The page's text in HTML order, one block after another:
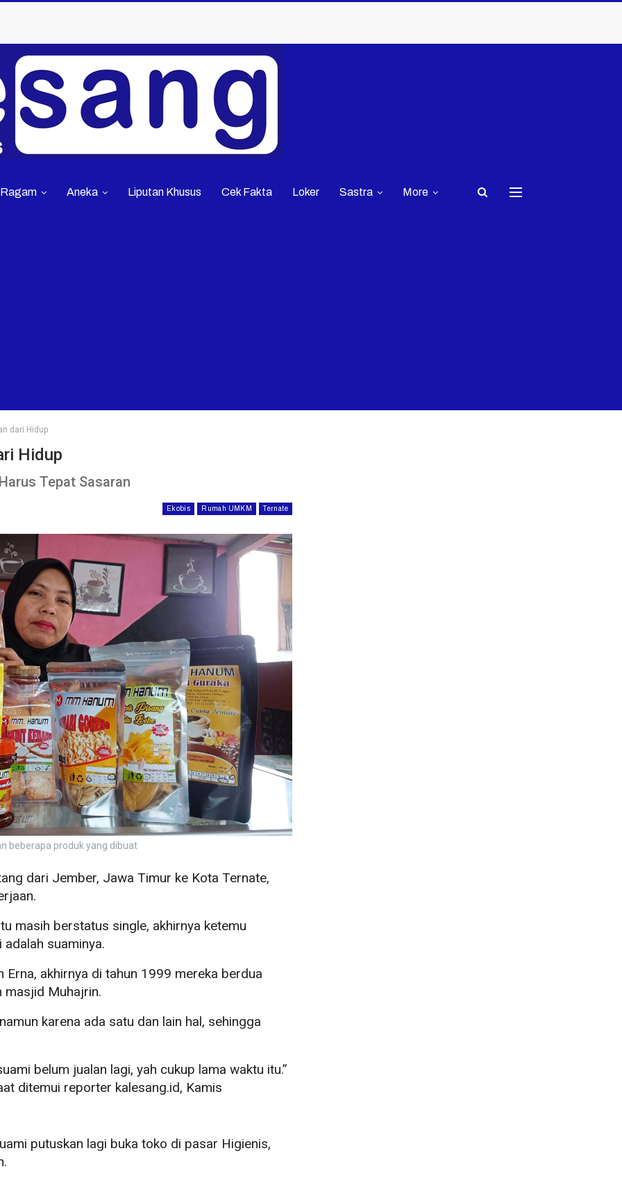
Ragam Aneka Liputan Khusus Cek Fakta Loker Sastra More
dari Hidup
Hidup
Tepat Sasaran
Ekobis Rumah UMKM Ternate
beberapa produk yang dibuat
dari Jember, Jawa Timur ke Kota Ternate,
masih berstatus single, akhirnya ketemu
suaminya.
akhirnya di tahun 1999 mereka berdua
masjid Muhajrin.
karena ada satu dan lain hal, sehingga
belum jualan lagi, yah cukup lama waktu itu.”
ditemui reporter kalesang.id, Kamis
putuskan lagi buka toko di pasar Higienis,